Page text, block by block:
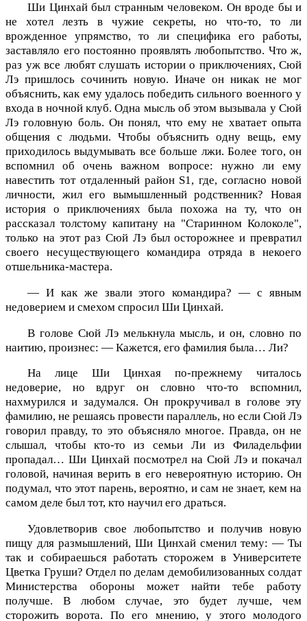
Ши Цинхай был странным человеком. Он вроде бы и
не хотел лезть в чужие секреты, но что-то, то ли
врожденное упрямство, то ли специфика его работы,
заставляло его постоянно проявлять любопытство. Что ж,
раз уж все любят слушать истории о приключениях, Сюй
Лэ пришлось сочинить новую. Иначе он никак не мог
объяснить, как ему удалось победить сильного военного у
входа в ночной клуб. Одна мысль об этом вызывала у Сюй
Лэ головную боль. Он понял, что ему не хватает опыта
общения с людьми. Чтобы объяснить одну вещь, ему
приходилось выдумывать все больше лжи. Более того, он
вспомнил об очень важном вопросе: нужно ли ему
навестить тот отдаленный район S1, где, согласно новой
личности, жил его вымышленный родственник? Новая
история о приключениях была похожа на ту, что он
рассказал толстому капитану на "Старинном Колоколе",
только на этот раз Сюй Лэ был осторожнее и превратил
своего несуществующего командира отряда в некоего
отшельника-мастера.
— И как же звали этого командира? — с явным
недоверием и смехом спросил Ши Цинхай.
В голове Сюй Лэ мелькнула мысль, и он, словно по
наитию, произнес: — Кажется, его фамилия была… Ли?
На лице Ши Цинхая по-прежнему читалось
недоверие, но вдруг он словно что-то вспомнил,
нахмурился и задумался. Он прокручивал в голове эту
фамилию, не решаясь провести параллель, но если Сюй Лэ
говорил правду, то это объясняло многое. Правда, он не
слышал, чтобы кто-то из семьи Ли из Филадельфии
пропадал… Ши Цинхай посмотрел на Сюй Лэ и покачал
головой, начиная верить в его невероятную историю. Он
подумал, что этот парень, вероятно, и сам не знает, кем на
самом деле был тот, кто научил его драться.
Удовлетворив свое любопытство и получив новую
пищу для размышлений, Ши Цинхай сменил тему: — Ты
так и собираешься работать сторожем в Университете
Цветка Груши? Отдел по делам демобилизованных солдат
Министерства обороны может найти тебе работу
получше. В любом случае, это будет лучше, чем
сторожить ворота. По его мнению, у этого молодого